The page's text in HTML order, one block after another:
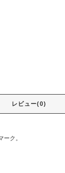
レビュー(0)
ク。